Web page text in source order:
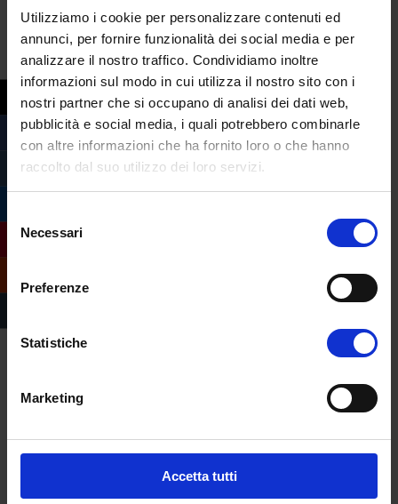
Utilizziamo i cookie per personalizzare contenuti ed
annunci, per fornire funzionalità dei social media e per
analizzare il nostro traffico. Condividiamo inoltre
informazioni sul modo in cui utilizza il nostro sito con i
nostri partner che si occupano di analisi dei dati web,
pubblicità e social media, i quali potrebbero combinarle
con altre informazioni che ha fornito loro o che hanno
raccolto dal suo utilizzo dei loro servizi.
delNecessari
Preferenze
Statistiche
Marketing
Accetta tutti
potenzialmente interessato all’acquisto. Si
tratta di un ruolo semidirigenziale con
ampia facoltà di reddito, che viene
quantificata in un range che va dai 40 ai
90mila euro annui. La formazione
universitaria del sales lead generation è
principalmente derivativo rispetto ad aree
agli insegnamenti che permettono di
acquisire un’ottima disponibilità e abilità
Nell’infografica sottostante, le tecniche più
b2b.
più digitale, si sta dimostrando in questi
anni un punto imprescindibile nell’ordito